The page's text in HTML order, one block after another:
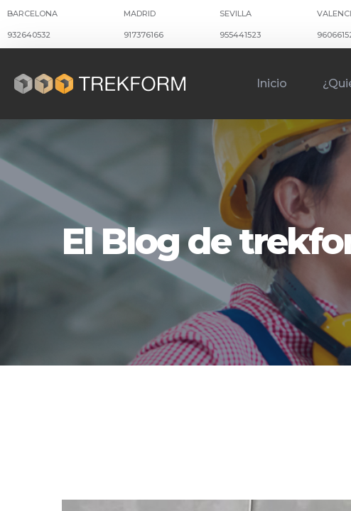
BARCELONA
932640532
MADRID
917376166
SEVILLA
955441523
Inicio
El Blog de